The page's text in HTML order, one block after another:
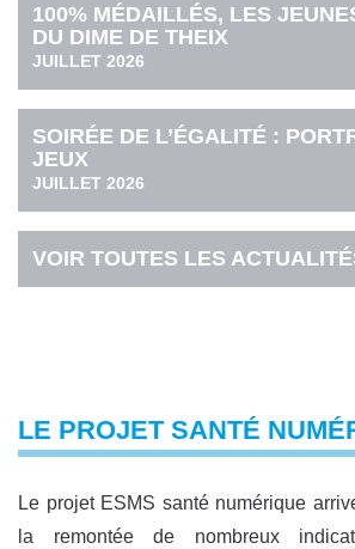
100% MÉDAILLÉS, LES
DU DIME DE THEIX
JUILLET 2026
SOIRÉE DE L’ÉGALITÉ :
JEUX
JUILLET 2026
VOIR TOUTES LES
LE PROJET SANTÉ
Le projet ESMS santé numérique
la remontée de nombreux